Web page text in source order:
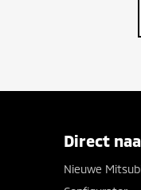
Direct
Nieuwe